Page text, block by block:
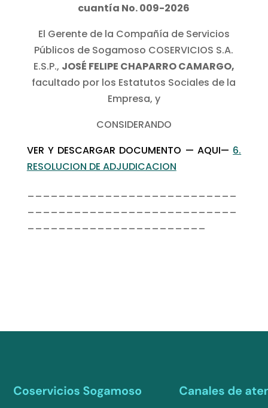
cuantía No. 009-2026
El Gerente de la Compañía de Servicios
Públicos de Sogamoso COSERVICIOS S.A.
E.S.P., JOSÉ FELIPE CHAPARRO CAMARGO,
facultado por los Estatutos Sociales de la
Empresa, y
CONSIDERANDO
VER Y DESCARGAR DOCUMENTO — AQUI— 6.
RESOLUCION DE ADJUDICACION
___________________________
___________________________
_______________________